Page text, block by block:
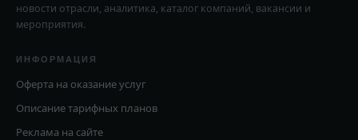
новости отрасли, аналитика, каталог компаний, вакансии и
мероприятия.
ИНФОРМАЦИЯ
Оферта на оказание услуг
Описание тарифных планов
Реклама на сайте